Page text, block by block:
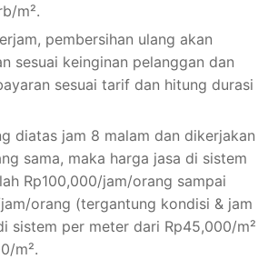
m².
pembersihan ulang akan
sesuai keinginan pelanggan dan
sesuai tarif dan hitung durasi
diatas jam 8 malam dan dikerjakan
sama, maka harga jasa di sistem
Rp100,000/jam/orang sampai
orang (tergantung kondisi & jam
sistem per meter dari Rp45,000/m²
m².